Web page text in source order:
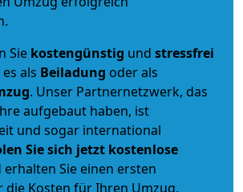
Sie kostengünstig und stressfrei
es als Beiladung oder als
. Unser Partnernetzwerk, das
aufgebaut haben, ist
und sogar international
Sie sich jetzt kostenlose
erhalten Sie einen ersten
die Kosten für Ihren Umzug.